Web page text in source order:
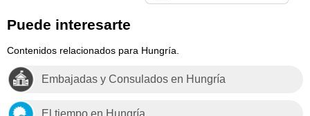
Puede interesarte
Contenidos relacionados para Hungría.
Embajadas y Consulados en Hungría